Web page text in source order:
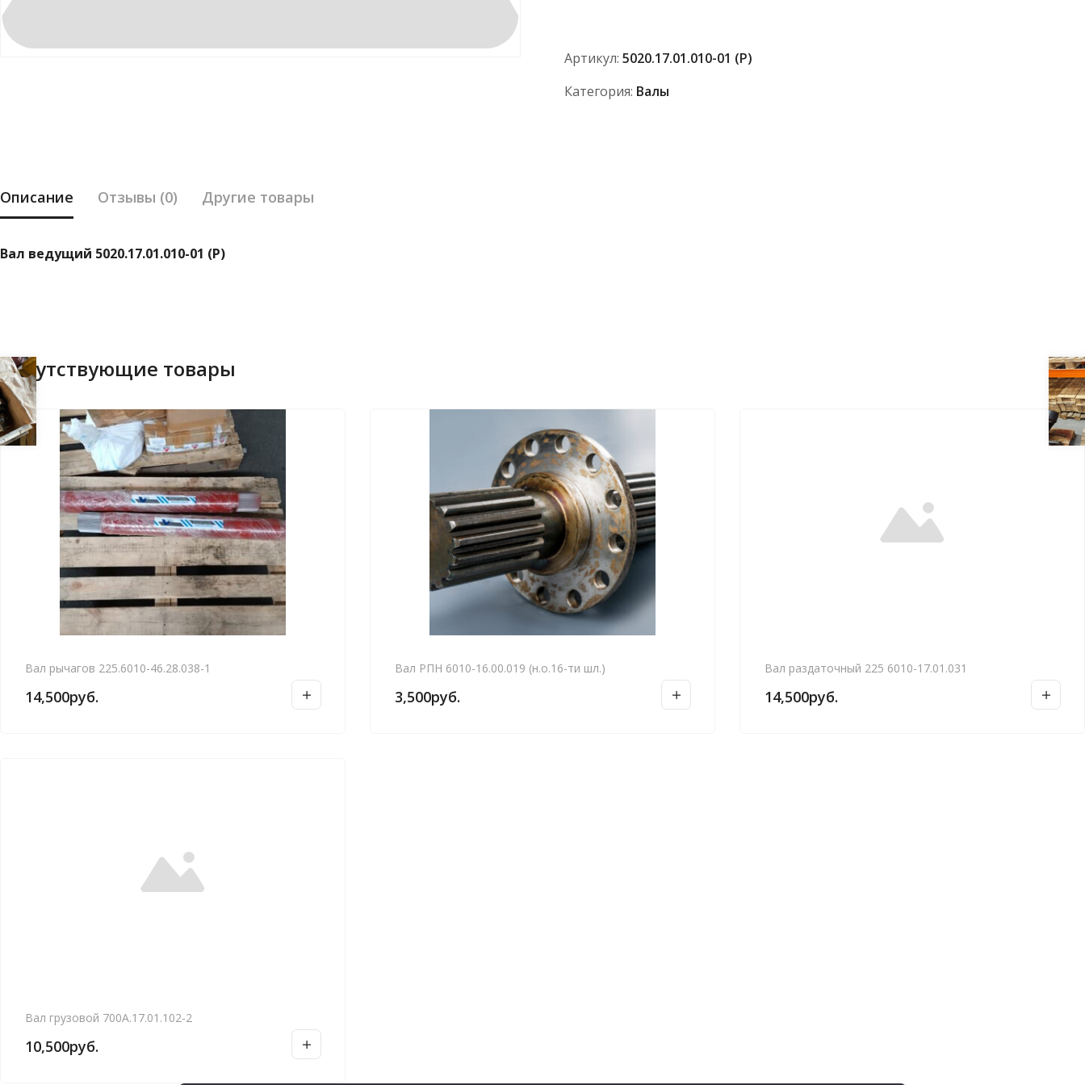
Артикул: 5020.17.01.010-01 (Р)
Категория: Валы
Описание Отзывы (0) Другие товары
Вал ведущий 5020.17.01.010-01 (Р)
Сопутствующие товары
Вал рычагов 225.6010-46.28.038-1
14,500руб.
Вал РПН 6010-16.00.019 (н.о.16-ти шл.)
3,500руб.
Вал раздаточный 225 6010-17.01.031
14,500руб.
Вал грузовой 700А.17.01.102-2
10,500руб.